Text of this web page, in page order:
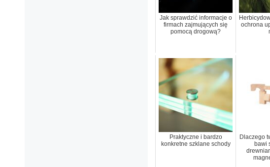
Jak sprawdzić informacje o
firmach zajmujących się
pomocą drogową?
ochrona
Praktyczne i bardzo
konkretne szklane schody
Dlaczego
bawi